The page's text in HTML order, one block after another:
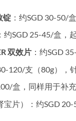
锭：约SGD 30-50/
约SGD 25-45/盒，
双效片：约SGD
120/支（80g），
盒，同样用于补充
片）：约SGD 20-